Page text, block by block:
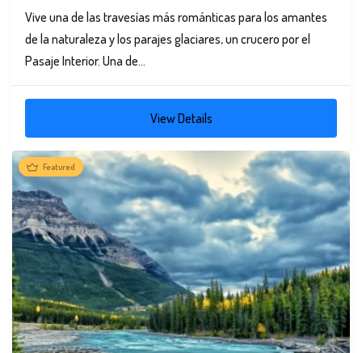
Vive una de las travesías más románticas para los amantes
de la naturaleza y los parajes glaciares, un crucero por el
Pasaje Interior. Una de...
View Details
Featured